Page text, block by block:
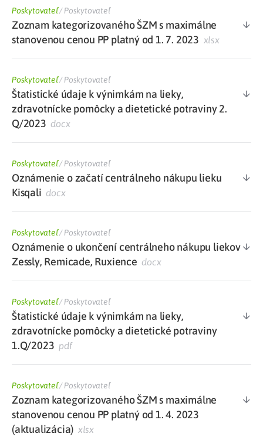
Poskytovateľ/Poskytovateľ
Zoznam kategorizovaného ŠZM s maximálne
stanovenou cenou PP platný od 1. 7. 2023 xlsx
Poskytovateľ/Poskytovateľ
Štatistické údaje k výnimkám na lieky,
zdravotnícke pomôcky a dietetické potraviny 2.
Q/2023 docx
Poskytovateľ/Poskytovateľ
Oznámenie o začatí centrálneho nákupu lieku
Kisqali docx
Poskytovateľ/Poskytovateľ
Oznámenie o ukončení centrálneho nákupu liekov
Zessly, Remicade, Ruxience docx
Poskytovateľ/Poskytovateľ
Štatistické údaje k výnimkám na lieky,
zdravotnícke pomôcky a dietetické potraviny
1.Q/2023 pdf
Poskytovateľ/Poskytovateľ
Zoznam kategorizovaného ŠZM s maximálne
stanovenou cenou PP platný od 1. 4. 2023
(aktualizácia) xlsx